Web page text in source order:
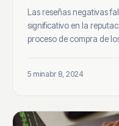
Las reseñas negativas
significativo en la
proceso de compra de
5 minabr 8, 2024